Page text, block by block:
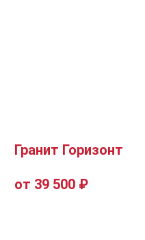
Гранит Горизонт
от 39 500 ₽